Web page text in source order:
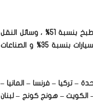
وبشأن أهم القطاعات الهندسية التى ارتفعت صادراتها، هى أدوات المائدة والمطبخ بنسبة 51% ، وسائل النقل
بنسبة 43% ، الاجهزة المنزلية بنسبة 42.6% ، الكابلات بنسبة 41% ، مكونات السيارات بنسبة 35% و الصناعات
– تركيا – فرنسا – المانيا –
– الكويت – هونج كونج – لبنان